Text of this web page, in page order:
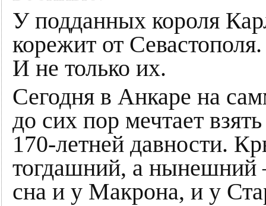
У подданных короля
корежит от
И не только их.
Сегодня в Анкаре на
до сих пор мечтает
170-летней давности.
тогдашний, а нынешний
сна и у Макрона, и у